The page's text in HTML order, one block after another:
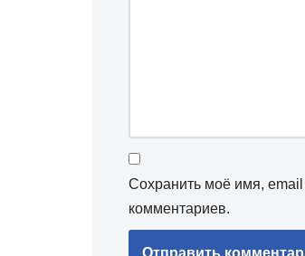
Сохранить моё имя,
комментариев.